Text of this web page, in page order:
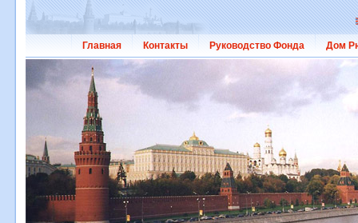
Главная Контакты Руководство Фонда Дом